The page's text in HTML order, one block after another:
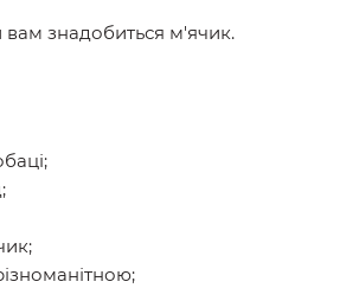
вам знадобиться м'ячик.